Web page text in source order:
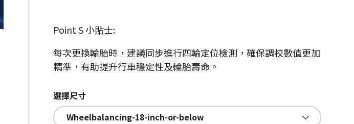
Point S 小貼士:
每次更換輪胎時，建議同步進行四輪定位檢測，確保調校數值更加
精準，有助提升行車穩定性及輪胎壽命。
選擇尺寸
Wheelbalancing-18-inch-or-below